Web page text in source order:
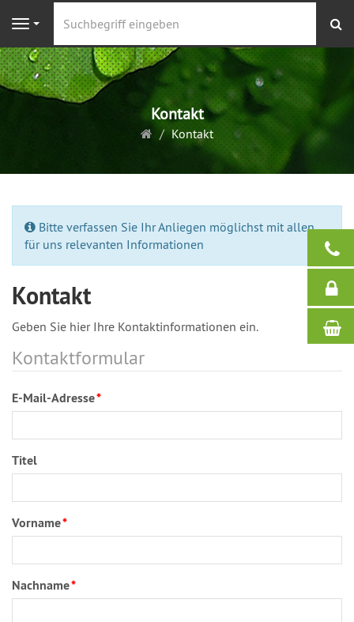
Navigation
Kontakt
Startseite
Kontakt
Bitte verfassen Sie Ihr Anliegen möglichst mit allen
für uns relevanten Informationen
Kontakt
Geben Sie hier Ihre Kontaktinformationen ein.
Kontaktformular
E-Mail-Adresse*
Titel
Vorname*
Nachname*